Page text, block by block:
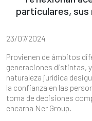
particulares,
23/07/2024
Provienen de ámbitos
generaciones distintas,
naturaleza jurídica
la confianza en las
toma de decisiones
encarna Ner Group.